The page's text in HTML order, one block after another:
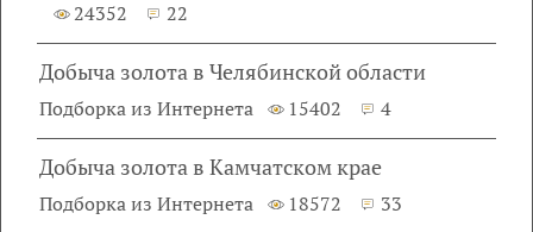
24352 22
Добыча золота в Челябинской области
Подборка из Интернета 15402 4
Добыча золота в Камчатском крае
Подборка из Интернета 18572 33